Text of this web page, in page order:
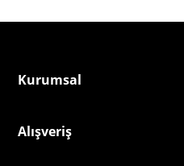
Kurumsal
Alışveriş